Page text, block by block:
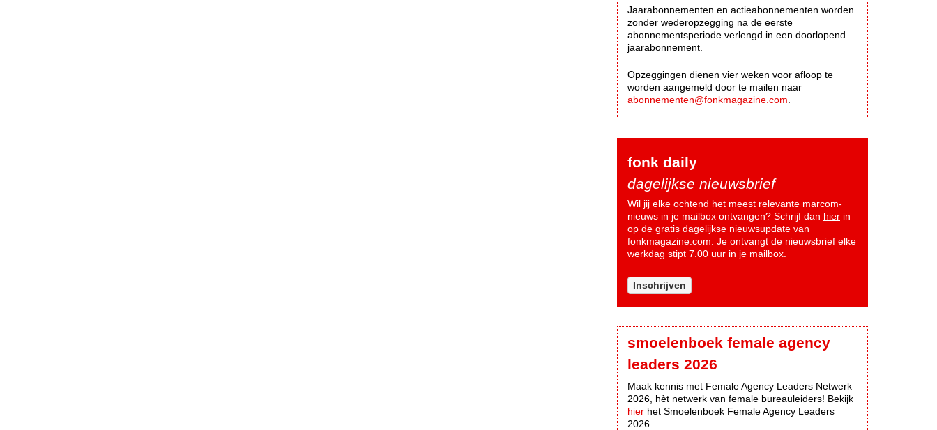
Jaarabonnementen en actieabonnementen worden
zonder wederopzegging na de eerste
abonnementsperiode verlengd in een doorlopend
jaarabonnement.
Opzeggingen dienen vier weken voor afloop te
worden aangemeld door te mailen naar
abonnementen@fonkmagazine.com
fonk daily
dagelijkse nieuwsbrief
Wil jij elke ochtend het meest relevante marcom-
nieuws in je mailbox ontvangen? Schrijf dan hier in
op de gratis dagelijkse nieuwsupdate van
fonkmagazine.com. Je ontvangt de nieuwsbrief elke
werkdag stipt 7.00 uur in je mailbox.
Inschrijven
smoelenboek female agency
leaders 2026
Maak kennis met Female Agency Leaders Netwerk
2026, hèt netwerk van female bureauleiders! Bekijk
hier het Smoelenboek Female Agency Leaders
2026.